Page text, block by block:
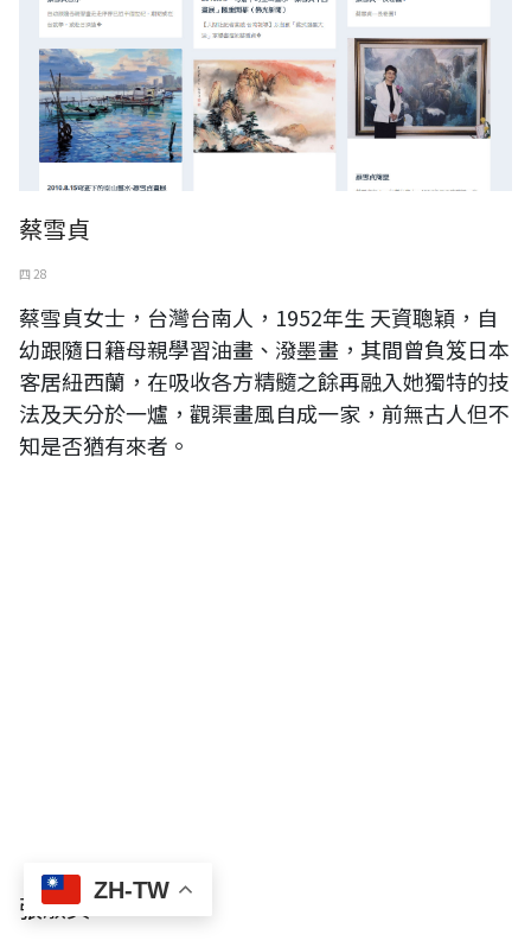
ZH-TW
蔡雪貞
四 28
蔡雪貞女士，台灣台南人，1952年生 天資聰穎，自
幼跟隨日籍母親學習油畫、潑墨畫，其間曾負笈日本
客居紐西蘭，在吸收各方精髓之餘再融入她獨特的技
法及天分於一爐，觀渠畫風自成一家，前無古人但不
知是否猶有來者。
張淑美